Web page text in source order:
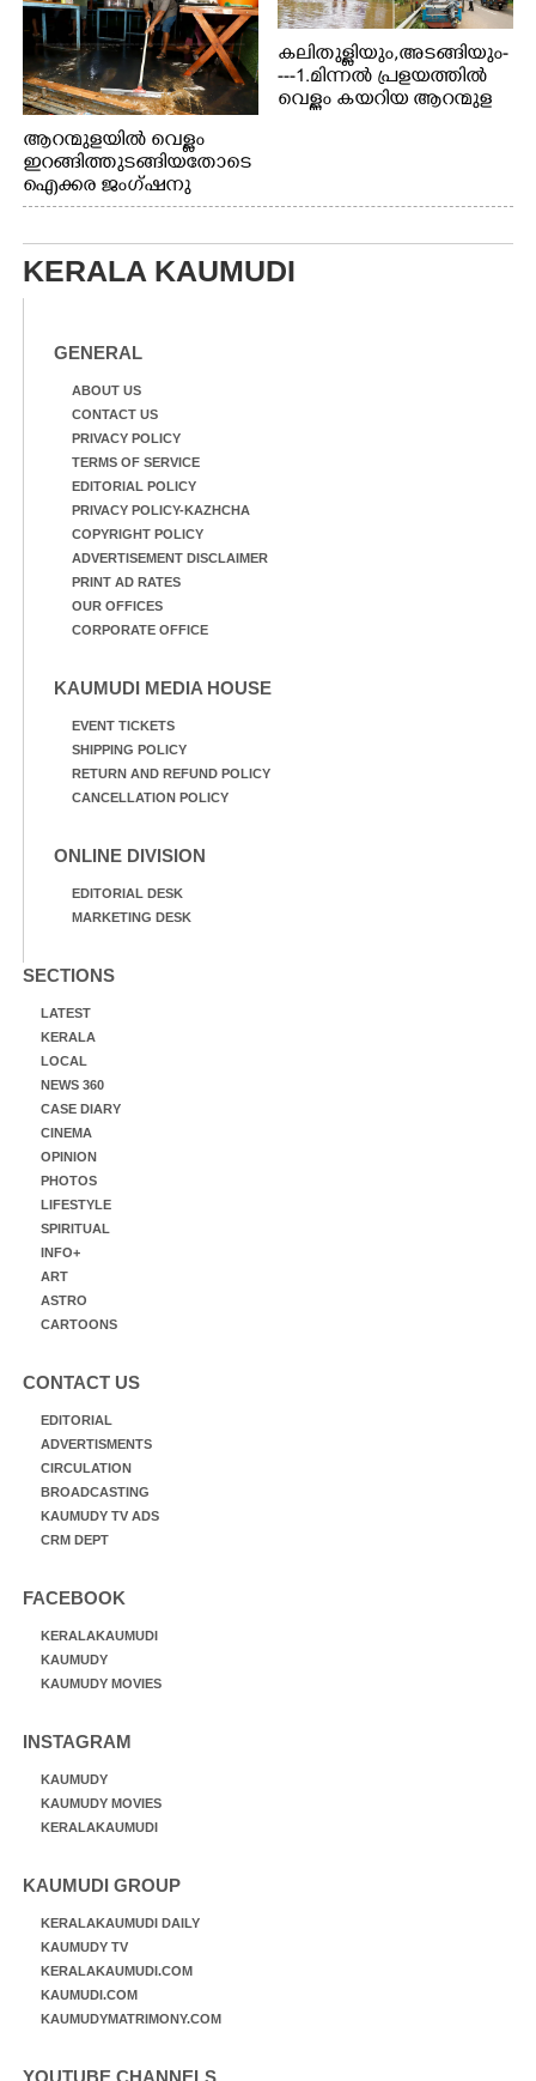
ആറന്മുളയിൽ വെള്ളം
ഇറങ്ങിത്തുടങ്ങിയതോടെ
ഐക്കര ജംഗ്ഷനു
സമീപം ആറന്മുള
ആറന്മുള തട്ടുകട കഴുകി
വൃത്തിയാക്കുന്നു.
കലിതുള്ളിയും,അടങ്ങിയും-
---1.മിന്നൽ പ്രളയത്തിൽ
വെള്ളം കയറിയ ആറന്മുള
ഇറങ്ങിപ്പോൾ
കാഴ്ച.രക്ഷാപ്രവർത്തന
ത്തിന് ഓച്ചിറ അഴിക്കലിൽ
KERALA KAUMUDI
GENERAL
ABOUT US
CONTACT US
PRIVACY POLICY
TERMS OF SERVICE
EDITORIAL POLICY
PRIVACY POLICY-KAZHCHA
COPYRIGHT POLICY
ADVERTISEMENT DISCLAIMER
PRINT AD RATES
OUR OFFICES
CORPORATE OFFICE
KAUMUDI MEDIA HOUSE
EVENT TICKETS
SHIPPING POLICY
RETURN AND REFUND POLICY
CANCELLATION POLICY
ONLINE DIVISION
EDITORIAL DESK
MARKETING DESK
SECTIONS
LATEST
KERALA
LOCAL
NEWS 360
CASE DIARY
CINEMA
OPINION
PHOTOS
LIFESTYLE
SPIRITUAL
INFO+
ART
ASTRO
CARTOONS
CONTACT US
EDITORIAL
ADVERTISMENTS
CIRCULATION
BROADCASTING
KAUMUDY TV ADS
CRM DEPT
FACEBOOK
KERALAKAUMUDI
KAUMUDY
KAUMUDY MOVIES
INSTAGRAM
KAUMUDY
KAUMUDY MOVIES
KERALAKAUMUDI
KAUMUDI GROUP
KERALAKAUMUDI DAILY
KAUMUDY TV
KERALAKAUMUDI.COM
KAUMUDI.COM
KAUMUDYMATRIMONY.COM
YOUTUBE CHANNELS